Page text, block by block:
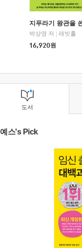
지푸라기 왕관을
박상영 저
래빗홀
16,920원
도서
예스's Pick